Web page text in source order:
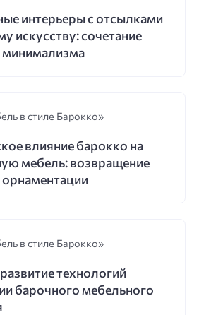
интерьеры с отсылками
искусству: сочетание
в стиле Барокко»
влияние барокко на
мебель: возвращение
в стиле Барокко»
технологий
барочного мебельного